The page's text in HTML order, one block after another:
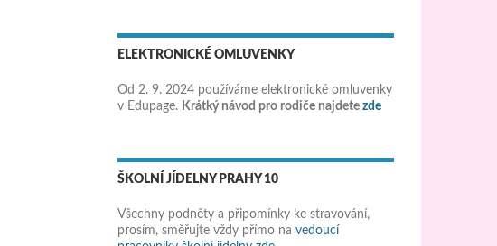
ELEKTRONICKÉ OMLUVENKY
Od 2. 9. 2024 používáme elektronické omluvenky
v Edupage. Krátký návod pro rodiče najdete zde
ŠKOLNÍ JÍDELNY PRAHY 10
Všechny podněty a připomínky ke stravování,
prosím, směřujte vždy přímo na vedoucí